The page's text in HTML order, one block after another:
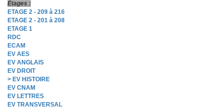
Étages :
ETAGE 2 - 209 à 216
ETAGE 2 - 201 à 208
ETAGE 1
RDC
ECAM
EV AES
EV ANGLAIS
EV DROIT
> EV HISTOIRE
EV CNAM
EV LETTRES
EV TRANSVERSAL